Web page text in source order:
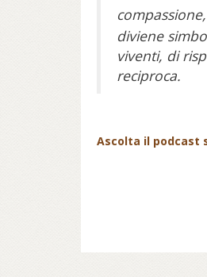
diviene
viventi, di
reciproca.
Ascolta il podcast